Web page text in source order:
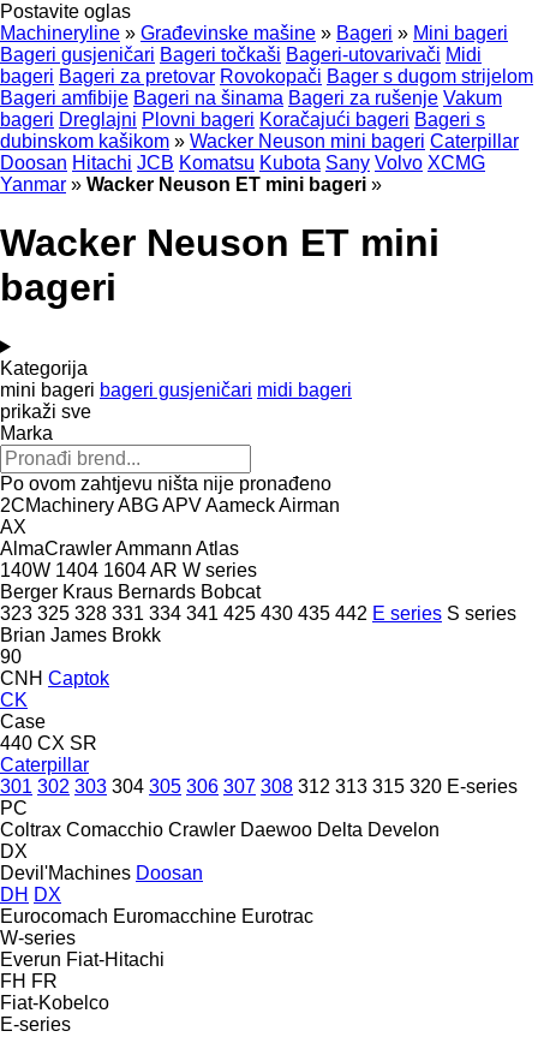
Postavite oglas
Machineryline » Građevinske mašine » Bageri » Mini bageri
Bageri gusjeničari Bageri točkaši Bageri-utovarivači Midi
bageri Bageri za pretovar Rovokopači Bager s dugom strijelom
Bageri amfibije Bageri na šinama Bageri za rušenje Vakum
bageri Dreglajni Plovni bageri Koračajući bageri Bageri s
dubinskom kašikom » Wacker Neuson mini bageri Caterpillar
Doosan Hitachi JCB Komatsu Kubota Sany Volvo XCMG
Yanmar » Wacker Neuson ET mini bageri »
Wacker Neuson ET mini
bageri
Kategorija
mini bageri bageri gusjeničari midi bageri
prikaži sve
Marka
Po ovom zahtjevu ništa nije pronađeno
2CMachineryABGAPVAameckAirman
AX
AlmaCrawlerAmmann Atlas
140W 1404 1604AR W series
Berger Kraus Bernards Bobcat
323 325 328 331 334 341 425 430 435 442 E series S series
Brian James Brokk
90
CNH Captok
CK
Case
440 CX SR
Caterpillar
301 302 303 304 305 306 307 308 312 313 315 320 E-series
PC
Coltrax Comacchio Crawler Daewoo Delta Develon
DX
Devil'Machines Doosan
DH DX
Eurocomach Euromacchine Eurotrac
W-series
Everun Fiat-Hitachi
FH FR
Fiat-Kobelco
E-series